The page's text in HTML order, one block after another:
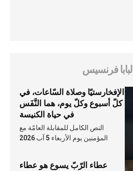
البابا فرنسيس
الإفخارستيّا وصلاة السّاعات، في
كلّ أسبوع وكلّ يوم، هما النَّفَس
في حياة الكنيسة
النص الكامل للمقابلة العامّة مع
المؤمنين يوم الأربعاء 5 آب 2026
عطاء الرّبّ يسوع هو عطاء